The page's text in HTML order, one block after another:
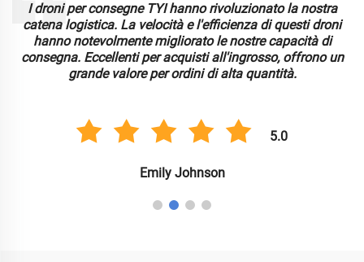
TYI hanno rivoluzionato la nostra
velocità e l'efficienza di questi droni
migliorato le nostre capacità di
per acquisti all'ingrosso, offrono un
per ordini di alta quantità.
5.0
Il drone FPV TYI ha
sue prestazioni
Ideale per
eccezionale a